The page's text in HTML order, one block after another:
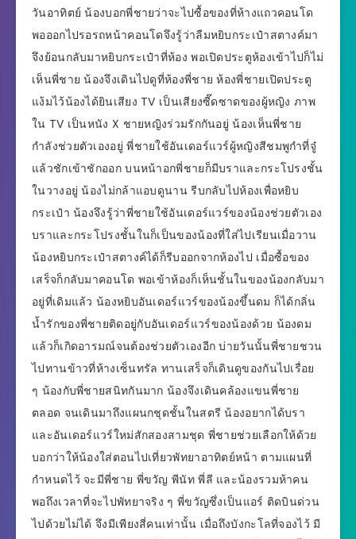
วันอาทิตย์ น้องบอกพี่ชายว่าจะไปซื้อของที่ห้างแถวคอนโด
พอออกไปรอรถหน้าคอนโดจึงรู้ว่าลืมหยิบกระเป๋าสตางค์มา
จึงย้อนกลับมาหยิบกระเป๋าที่ห้อง พอเปิดประตูห้องเข้าไปก็ไม่
เห็นพี่ชาย น้องจึงเดินไปดูที่ห้องพี่ชาย ห้องพี่ชายเปิดประตู
แง้มไว้น้องได้ยินเสียง TV เป็นเสียงซี๊ดซาดของผู้หญิง ภาพ
ใน TV เป็นหนัง X ชายหญิงร่วมรักกันอยู่ น้องเห็นพี่ชาย
กำลังช่วยตัวเองอยู่ พี่ชายใช้อันเดอร์แวร์ผู้หญิงสีชมพูกำที่จู๋
แล้วชักเข้าชักออก บนหน้าอกพี่ชายก็มีบราและกระโปรงชั้น
ในวางอยู่ น้องไม่กล้าแอบดูนาน รีบกลับไปห้องเพื่อหยิบ
กระเป๋า น้องจึงรู้ว่าพี่ชายใช้อันเดอร์แวร์ของน้องช่วยตัวเอง
บราและกระโปรงชั้นในก็เป็นของน้องที่ใส่ไปเรียนเมื่อวาน
น้องหยิบกระเป๋าสตางค์ได้ก็รีบออกจากห้องไป เมื่อซื้อของ
เสร็จก็กลับมาคอนโด พอเข้าห้องก็เห็นชั้นในของน้องกลับมา
อยู่ที่เดิมแล้ว น้องหยิบอันเดอร์แวร์ของน้องขึ้นดม ก็ได้กลิ่น
น้ำรักของพี่ชายติดอยู่กับอันเดอร์แวร์ของน้องด้วย น้องดม
แล้วก็เกิดอารมณ์จนต้องช่วยตัวเองอีก บ่ายวันนั้นพี่ชายชวน
ไปทานข้าวที่ห้างเซ็นทรัล ทานเสร็จก็เดินดูของกันไปเรื่อย
ๆ น้องกับพี่ชายสนิทกันมาก น้องจึงเดินคล้องแขนพี่ชาย
ตลอด จนเดินมาถึงแผนกชุดชั้นในสตรี น้องอยากได้บรา
และอันเดอร์แวร์ใหม่สักสองสามชุด พี่ชายช่วยเลือกให้ด้วย
บอกว่าให้น้องใส่ตอนไปเที่ยวพัทยาอาทิตย์หน้า ตามแผนที่
กำหนดไว้ จะมีพี่ชาย พี่ขวัญ พีนัท พี่ลี และน้องรวมห้าคน
พอถึงเวลาที่จะไปพัทยาจริง ๆ พี่ขวัญซึ่งเป็นแอร์ ติดบินด่วน
ไปด้วยไม่ได้ จึงมีเพียงสี่คนเท่านั้น เมื่อถึงบังกะโลที่จองไว้ มี